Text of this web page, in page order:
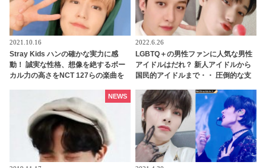
2021.10.16
Stray Kids ハンの確かな実力に感
動！ 誠実な性格、想像を絶するボー
カル力の高さをNCT 127らの楽曲を
2022.6.26
LGBTQ＋の男性ファンに人気な男性
アイドルはだれ？ 新人アイドルから
国民的アイドルまで・・ 圧倒的な支
NEWS